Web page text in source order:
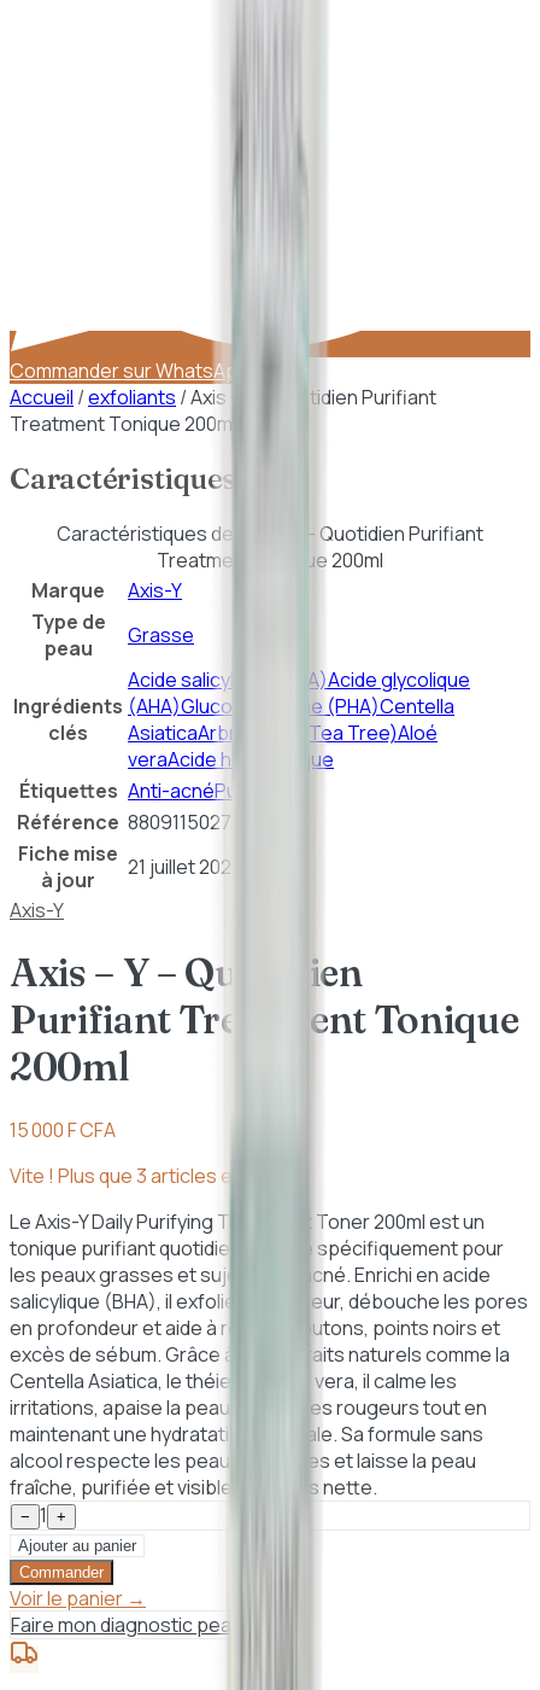
Commander sur WhatsApp
Accueil /exfoliants /Axis – Y – Quotidien Purifiant
Treatment Tonique 200ml
Caractéristiques
Caractéristiques de
Axis – Y – Quotidien Purifiant
Treatment Tonique 200ml
Marque
Axis-Y
Type de
peau
Grasse
Ingrédients
clés
Acide salicylique (BHA)Acide glycolique
(AHA)Gluconolactone (PHA)Centella
AsiaticaArbre à thé (Tea Tree)Aloé
veraAcide hyaluronique
Étiquettes Anti-acnéPurifiant
Référence 8809115027924
Fiche mise
à jour
21 juillet 2026
Axis-Y
Axis – Y – Quotidien
Purifiant Treatment Tonique
200ml
15 000 F CFA
Vite ! Plus que3articles en stock
Le Axis-Y Daily Purifying Treatment Toner 200ml est un
tonique purifiant quotidien formulé spécifiquement pour
les peaux grasses et sujettes à l’acné. Enrichi en acide
salicylique (BHA), il exfolie en douceur, débouche les pores
en profondeur et aide à réduire boutons, points noirs et
excès de sébum. Grâce à ses extraits naturels comme la
Centella Asiatica, le théier et l’aloé vera, il calme les
irritations, apaise la peau et limite les rougeurs tout en
maintenant une hydratation optimale. Sa formule sans
alcool respecte les peaux sensibles et laisse la peau
fraîche, purifiée et visiblement plus nette.
− 1
+
Ajouter au panier
Commander
Voir le panier →
Faire mon diagnostic peau